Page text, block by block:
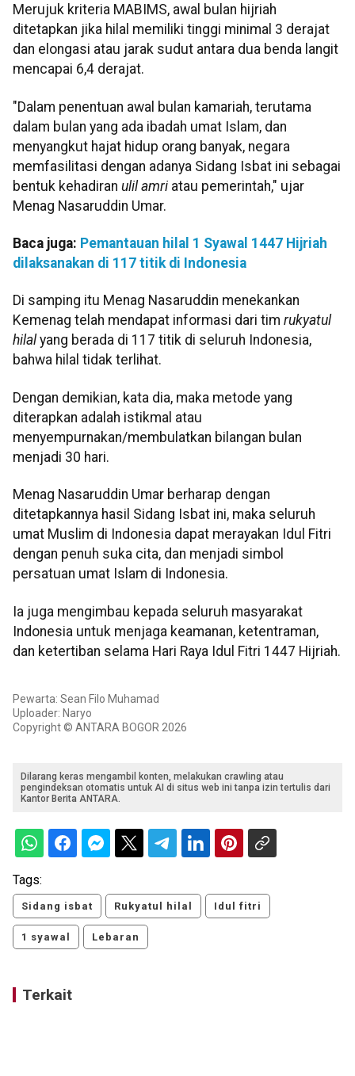
Merujuk kriteria MABIMS, awal bulan hijriah
ditetapkan jika hilal memiliki tinggi minimal 3 derajat
dan elongasi atau jarak sudut antara dua benda langit
mencapai 6,4 derajat.
"Dalam penentuan awal bulan kamariah, terutama
dalam bulan yang ada ibadah umat Islam, dan
menyangkut hajat hidup orang banyak, negara
memfasilitasi dengan adanya Sidang Isbat ini sebagai
bentuk kehadiran ulil amri atau pemerintah," ujar
Menag Nasaruddin Umar.
Baca juga: Pemantauan hilal 1 Syawal 1447 Hijriah
dilaksanakan di 117 titik di Indonesia
Di samping itu Menag Nasaruddin menekankan
Kemenag telah mendapat informasi dari tim rukyatul
hilal yang berada di 117 titik di seluruh Indonesia,
bahwa hilal tidak terlihat.
Dengan demikian, kata dia, maka metode yang
diterapkan adalah istikmal atau
menyempurnakan/membulatkan bilangan bulan
menjadi 30 hari.
Menag Nasaruddin Umar berharap dengan
ditetapkannya hasil Sidang Isbat ini, maka seluruh
umat Muslim di Indonesia dapat merayakan Idul Fitri
dengan penuh suka cita, dan menjadi simbol
persatuan umat Islam di Indonesia.
Ia juga mengimbau kepada seluruh masyarakat
Indonesia untuk menjaga keamanan, ketentraman,
dan ketertiban selama Hari Raya Idul Fitri 1447 Hijriah.
Pewarta: Sean Filo Muhamad
Uploader: Naryo
Copyright © ANTARA BOGOR 2026
Dilarang keras mengambil konten, melakukan crawling atau
pengindeksan otomatis untuk AI di situs web ini tanpa izin tertulis dari
Kantor Berita ANTARA.
Tags:
Sidang isbat Rukyatul hilal Idul fitri
1 syawal Lebaran
Terkait